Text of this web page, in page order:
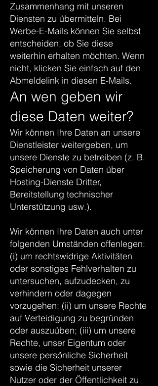
Zusammenhang mit unseren
Diensten zu übermitteln. Bei
Werbe-E-Mails können Sie selbst
entscheiden, ob Sie diese
weiterhin erhalten möchten. Wenn
nicht, klicken Sie einfach auf den
Abmeldelink in diesen E-Mails.
An wen geben wir
diese Daten weiter?
Wir können Ihre Daten an unsere
Dienstleister weitergeben, um
unsere Dienste zu betreiben (z. B.
Speicherung von Daten über
Hosting-Dienste Dritter,
Bereitstellung technischer
Unterstützung usw.).
Wir können Ihre Daten auch unter
folgenden Umständen offenlegen:
(i) um rechtswidrige Aktivitäten
oder sonstiges Fehlverhalten zu
untersuchen, aufzudecken, zu
verhindern oder dagegen
vorzugehen; (ii) um unsere Rechte
auf Verteidigung zu begründen
oder auszuüben; (iii) um unsere
Rechte, unser Eigentum oder
unsere persönliche Sicherheit
sowie die Sicherheit unserer
Nutzer oder der Öffentlichkeit zu